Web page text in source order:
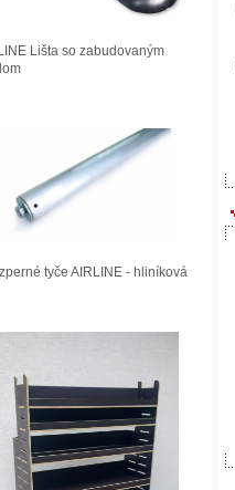
Lišta so zabudovaným
tyče AIRLINE - hliníková